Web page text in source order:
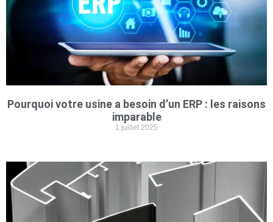
Pourquoi votre usine a besoin d’un ERP : les raisons
imparable
1 juillet 2025